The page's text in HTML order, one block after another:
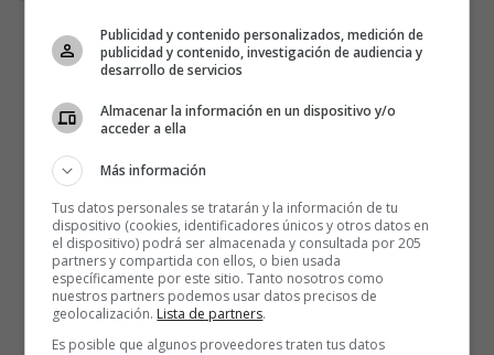
Publicidad y contenido personalizados, medición de
publicidad y contenido, investigación de audiencia y
desarrollo de servicios
Almacenar la información en un dispositivo y/o
acceder a ella
Más información
Tus datos personales se tratarán y la información de tu
dispositivo (cookies, identificadores únicos y otros datos en
el dispositivo) podrá ser almacenada y consultada por 205
partners y compartida con ellos, o bien usada
específicamente por este sitio. Tanto nosotros como
nuestros partners podemos usar datos precisos de
geolocalización. Lista de partners.
Es posible que algunos proveedores traten tus datos